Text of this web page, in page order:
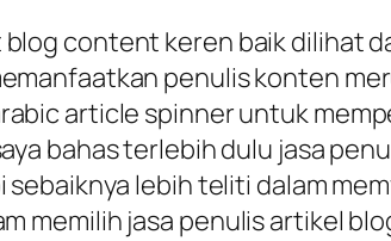
content keren baik dilihat
penulis konten
article spinner untuk
bahas terlebih dulu jasa
sebaiknya lebih teliti dalam
memilih jasa penulis artikel